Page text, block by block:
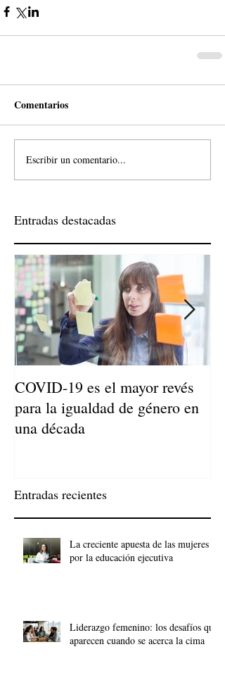
Comentarios
Escribir un comentario...
Entradas destacadas
COVID-19 es el mayor revés
para la igualdad de género en
una década
Entradas recientes
La creciente apuesta de las mujeres
por la educación ejecutiva
Liderazgo femenino: los desafíos que
aparecen cuando se acerca la cima